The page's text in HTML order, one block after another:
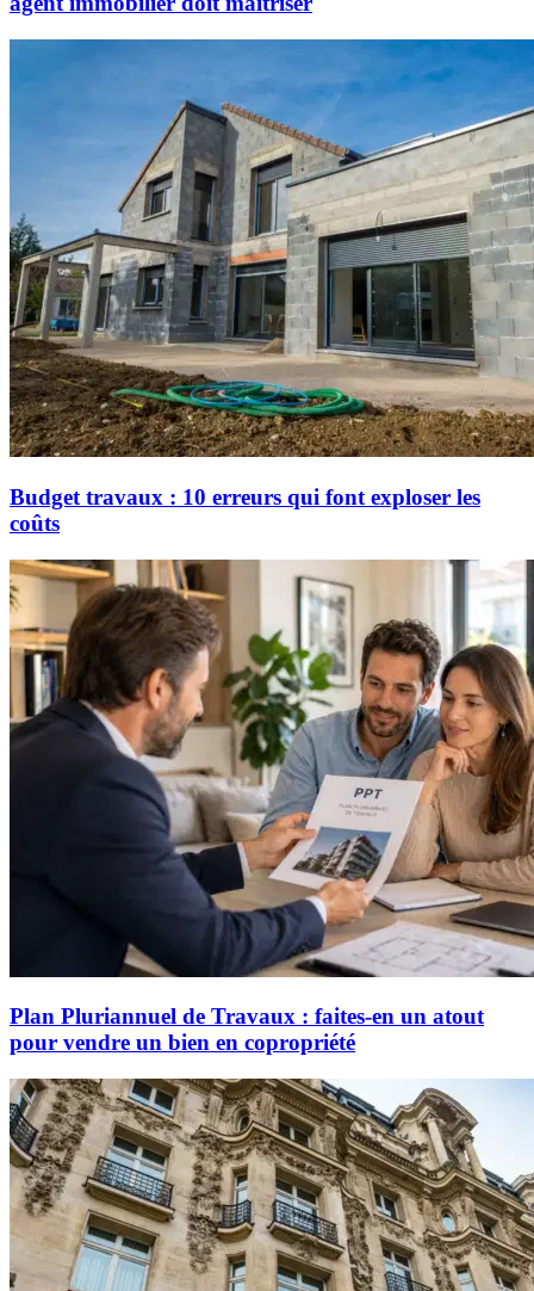
Budget travaux : 10 erreurs qui font exploser les
coûts
Plan Pluriannuel de Travaux : faites-en un atout
pour vendre un bien en copropriété